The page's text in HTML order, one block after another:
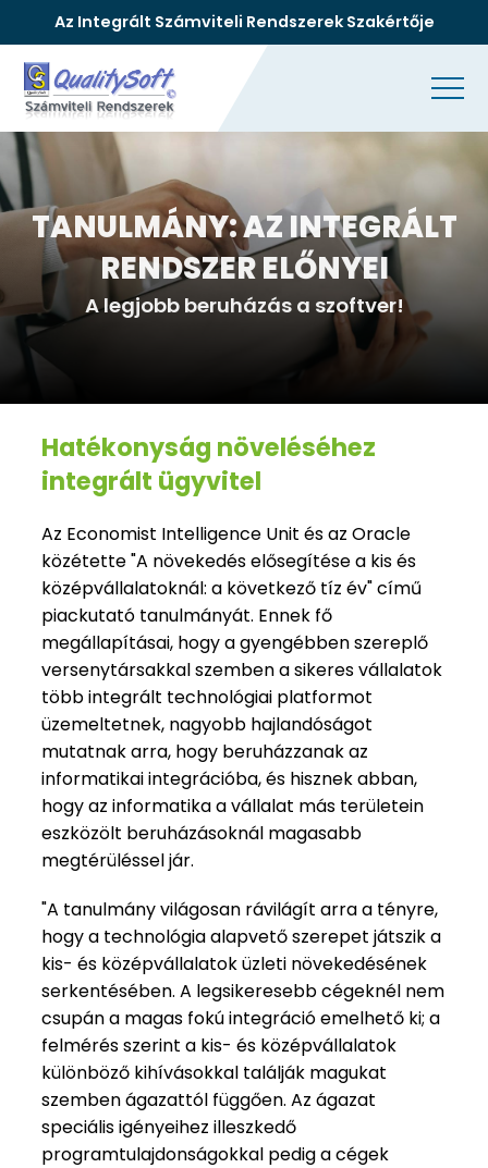
Az Integrált Számviteli Rendszerek Szakértője
TANULMÁNY: AZ INTEGRÁLT
RENDSZER ELŐNYEI
A legjobb beruházás a szoftver!
Hatékonyság növeléséhez
integrált ügyvitel
Az Economist Intelligence Unit és az Oracle
közétette "A növekedés elősegítése a kis és
középvállalatoknál: a következő tíz év" című
piackutató tanulmányát. Ennek fő
megállapításai, hogy a gyengébben szereplő
versenytársakkal szemben a sikeres vállalatok
több integrált technológiai platformot
üzemeltetnek, nagyobb hajlandóságot
mutatnak arra, hogy beruházzanak az
informatikai integrációba, és hisznek abban,
hogy az informatika a vállalat más területein
eszközölt beruházásoknál magasabb
megtérüléssel jár.
"A tanulmány világosan rávilágít arra a tényre,
hogy a technológia alapvető szerepet játszik a
kis- és középvállalatok üzleti növekedésének
serkentésében. A legsikeresebb cégeknél nem
csupán a magas fokú integráció emelhető ki; a
felmérés szerint a kis- és középvállalatok
különböző kihívásokkal találják magukat
szemben ágazattól függően. Az ágazat
speciális igényeihez illeszkedő
programtulajdonságokkal pedig a cégek